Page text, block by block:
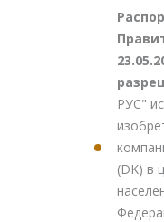
РУС"
(DK) в